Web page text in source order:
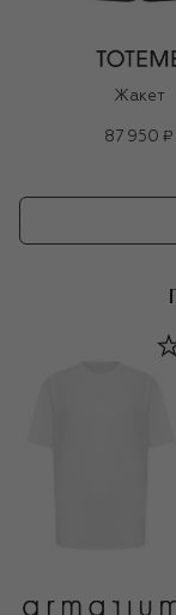
Жакет
87 950 ₽